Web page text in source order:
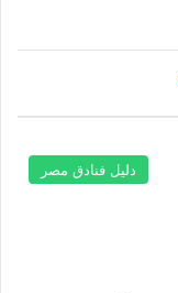
دليل فنادق مصر